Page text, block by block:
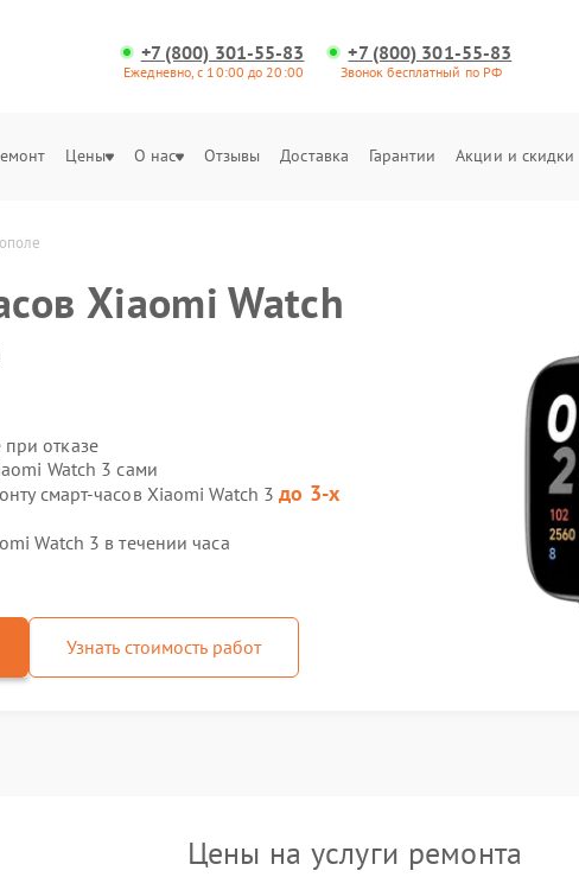
+7 (800) 301-55-83
Ежедневно, с 10:00 до 20:00
+7 (800) 301-55-83
Звонок бесплатный по РФ
Цены О нас Отзывы Доставка Гарантии Акции и скидки
Xiaomi Watch
отказе
Watch 3 сами
смарт-часов Xiaomi Watch 3до 3-х
Watch 3 в течении часа
Узнать стоимость работ
Цены на услуги ремонта